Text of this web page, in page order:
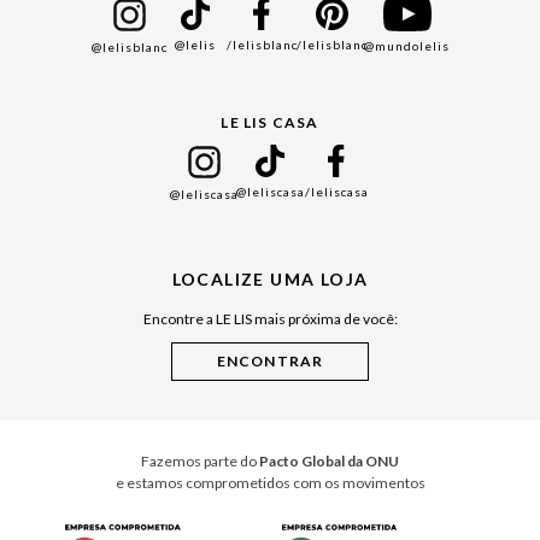
Black Friday
Cuidados Casa
@lelisblanc @lelis /lelisblanc/lelisblanc@mundolelis
LE LIS CASA
@leliscasa@leliscasa/leliscasa
LOCALIZE UMA LOJA
Encontre a LE LIS mais próxima de você:
Fazemos parte do Pacto Global da ONU
e estamos comprometidos com os movimentos